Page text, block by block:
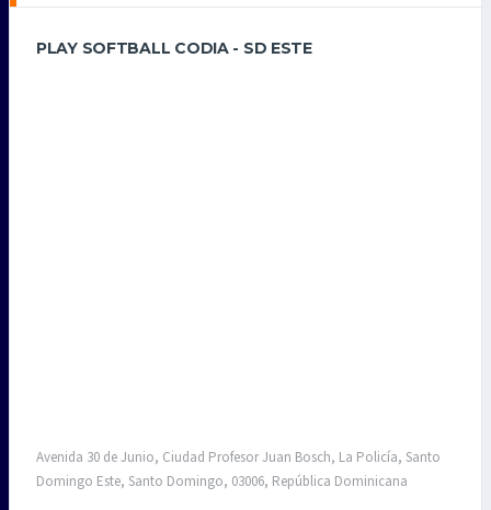
PLAY SOFTBALL CODIA - SD ESTE
Avenida 30 de Junio, Ciudad Profesor Juan Bosch, La Policía, Santo
Domingo Este, Santo Domingo, 03006, República Dominicana